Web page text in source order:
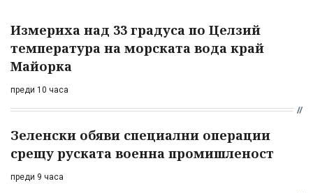
Измериха над 33 градуса по Целзий
температура на морската вода край
Майорка
преди 10 часа
Зеленски обяви специални операции
срещу руската военна промишленост
преди 9 часа